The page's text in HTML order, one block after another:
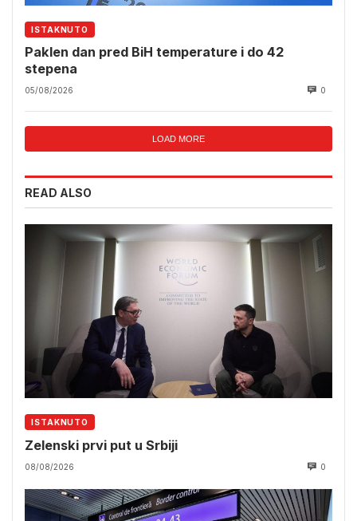
ISTAKNUTO
Paklen dan pred BiH temperature i do 42
stepena
05/08/2026 0
LOAD MORE
READ ALSO
ISTAKNUTO
Zelenski prvi put u Srbiji
08/08/2026 0